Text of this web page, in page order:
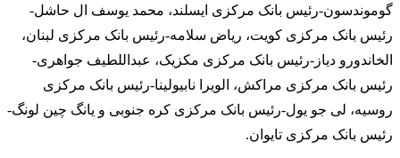
گوموندسون-رئیس بانک مرکزی ایسلند، محمد یوسف ال حاشل-
رئیس بانک مرکزی کویت، ریاض سلامه-رئیس بانک مرکزی لبنان،
الخاندورو دیاز-رئیس بانک مرکزی مکزیک، عبداللطیف جواهری-
رئیس بانک مرکزی مراکش، الویرا نابیولینا-رئیس بانک مرکزی
روسیه، لی جو یول-رئیس بانک مرکزی کره جنوبی و یانگ چین لونگ-
رئیس بانک مرکزی تایوان.